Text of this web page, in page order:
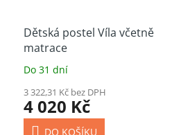
Dětská postel Víla včetně
matrace
Do 31 dní
3 322,31 Kč bez DPH
4 020 Kč
DO KOŠÍKU